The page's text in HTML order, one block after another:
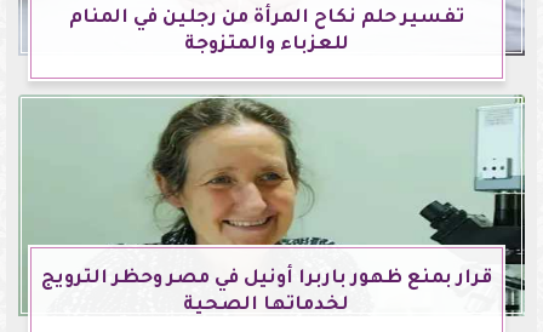
تفسير حلم نكاح المرأة من رجلين في المنام
للعزباء والمتزوجة
قرار بمنع ظهور باربرا أونيل في مصر وحظر الترويج
لخدماتها الصحية